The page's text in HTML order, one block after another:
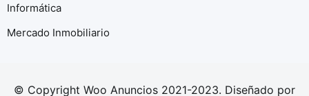
Informática
Mercado Inmobiliario
© Copyright Woo Anuncios 2021-2023. Diseñado por